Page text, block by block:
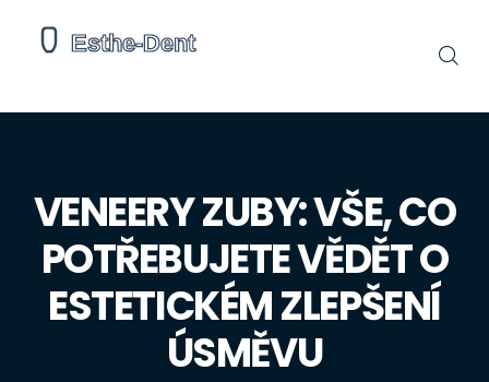
VENEERY ZUBY: VŠE, CO
POTŘEBUJETE VĚDĚT O
ESTETICKÉM ZLEPŠENÍ
ÚSMĚVU